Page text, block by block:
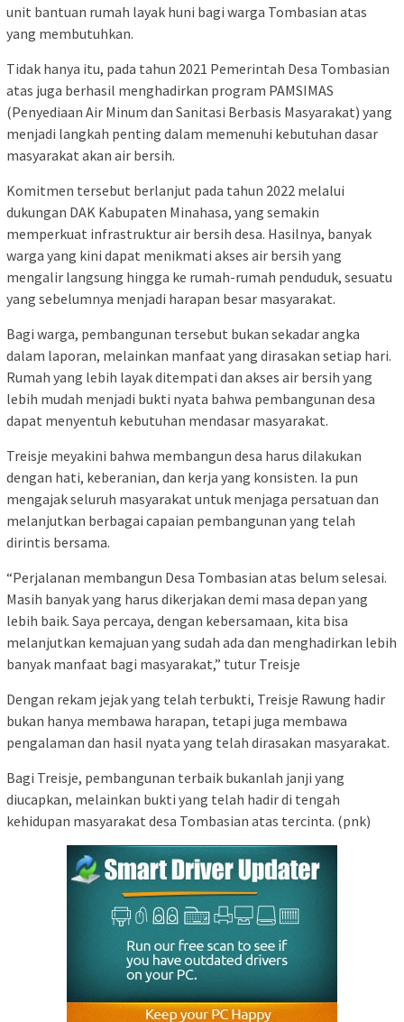
unit bantuan rumah layak huni bagi warga Tombasian atas
yang membutuhkan.
Tidak hanya itu, pada tahun 2021 Pemerintah Desa Tombasian
atas juga berhasil menghadirkan program PAMSIMAS
(Penyediaan Air Minum dan Sanitasi Berbasis Masyarakat) yang
menjadi langkah penting dalam memenuhi kebutuhan dasar
masyarakat akan air bersih.
Komitmen tersebut berlanjut pada tahun 2022 melalui
dukungan DAK Kabupaten Minahasa, yang semakin
memperkuat infrastruktur air bersih desa. Hasilnya, banyak
warga yang kini dapat menikmati akses air bersih yang
mengalir langsung hingga ke rumah-rumah penduduk, sesuatu
yang sebelumnya menjadi harapan besar masyarakat.
Bagi warga, pembangunan tersebut bukan sekadar angka
dalam laporan, melainkan manfaat yang dirasakan setiap hari.
Rumah yang lebih layak ditempati dan akses air bersih yang
lebih mudah menjadi bukti nyata bahwa pembangunan desa
dapat menyentuh kebutuhan mendasar masyarakat.
Treisje meyakini bahwa membangun desa harus dilakukan
dengan hati, keberanian, dan kerja yang konsisten. Ia pun
mengajak seluruh masyarakat untuk menjaga persatuan dan
melanjutkan berbagai capaian pembangunan yang telah
dirintis bersama.
“Perjalanan membangun Desa Tombasian atas belum selesai.
Masih banyak yang harus dikerjakan demi masa depan yang
lebih baik. Saya percaya, dengan kebersamaan, kita bisa
melanjutkan kemajuan yang sudah ada dan menghadirkan lebih
banyak manfaat bagi masyarakat,” tutur Treisje
Dengan rekam jejak yang telah terbukti, Treisje Rawung hadir
bukan hanya membawa harapan, tetapi juga membawa
pengalaman dan hasil nyata yang telah dirasakan masyarakat.
Bagi Treisje, pembangunan terbaik bukanlah janji yang
diucapkan, melainkan bukti yang telah hadir di tengah
kehidupan masyarakat desa Tombasian atas tercinta. (pnk)